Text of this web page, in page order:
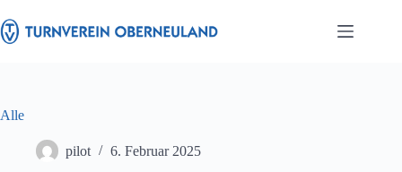
Inhalt
springen
Alle
pilot 6. Februar 2025